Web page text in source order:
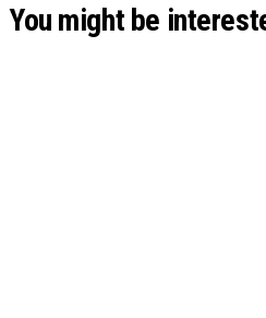
You might be